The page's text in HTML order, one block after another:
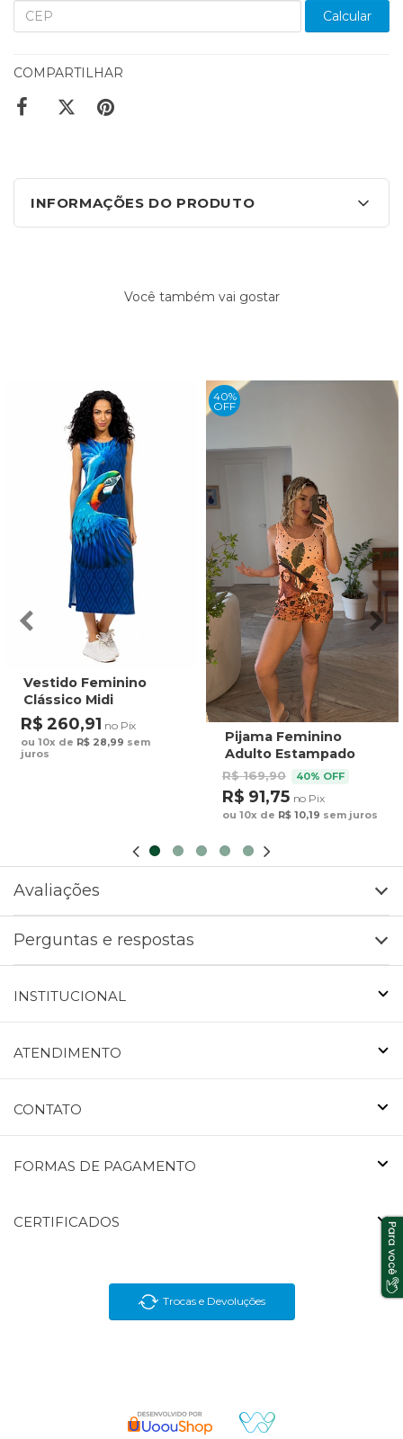
Calcular
COMPARTILHAR
INFORMAÇÕES DO PRODUTO
Você também vai gostar
Vestido Feminino
Clássico Midi
Estampado Maxi
Arara Fundo Azul
R$ 260,91 no Pix
ou 10x de R$ 28,99 sem
juros
40%
OFF
Pijama Feminino
Adulto Estampado
Preguiça Tucano
Fundo Marrom
R$ 169,90 40% OFF
R$ 91,75 no Pix
ou 10x de R$ 10,19 sem juros
Avaliações
Perguntas e respostas
INSTITUCIONAL
ATENDIMENTO
CONTATO
FORMAS DE PAGAMENTO
CERTIFICADOS
Trocas e Devoluções